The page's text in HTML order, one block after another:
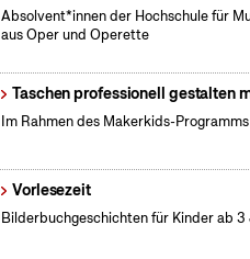
Absolvent*innen der Hochschule für
aus Oper und Operette
Taschen professionell gestalten
Im Rahmen des Makerkids-
Vorlesezeit
Bilderbuchgeschichten für Kinder ab